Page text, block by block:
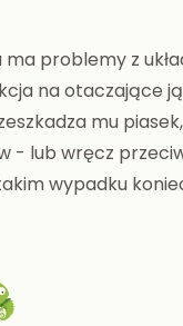
problemy z
na otaczające
mu
- lub wręcz
wypadku